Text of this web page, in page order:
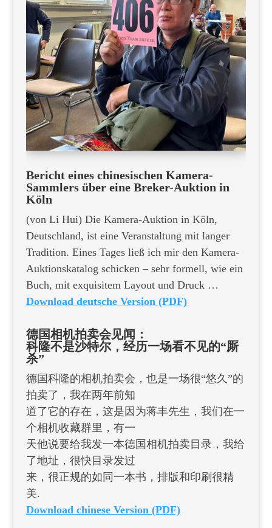
Bericht eines chinesischen Kamera-
Sammlers über eine Breker-Auktion in
Köln
(von Li Hui) Die Kamera-Auktion in Köln,
Deutschland, ist eine Veranstaltung mit langer
Tradition. Eines Tages ließ ich mir den Kamera-
Auktionskatalog schicken – sehr formell, wie ein
Buch, mit exquisitem Layout und Druck …
Download deutsche Version (PDF)
德国相机拍卖会见闻：
科隆不是沙特尔，经历一场看不见的“厮
杀”
德国科隆的相机拍卖会，也是一场很“悠久”的
拍卖了，我在两年前知
道了它的存在，这是因为蒋丰先生，我们在一
个相机收藏群里，有一
天他说要给我发一本德国相机拍卖目录，我给
了地址，很快目录发过
来，很正规的如同一本书，排版和印刷很精
美.
Download chinese Version (PDF)